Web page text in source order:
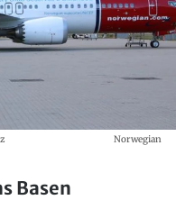
Norwegian
Basen